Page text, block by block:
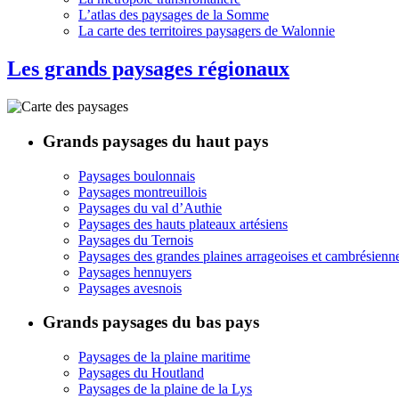
L’atlas des paysages de la Somme
La carte des territoires paysagers de Walonnie
Les grands paysages régionaux
Grands paysages du haut pays
Paysages boulonnais
Paysages montreuillois
Paysages du val d’Authie
Paysages des hauts plateaux artésiens
Paysages du Ternois
Paysages des grandes plaines arrageoises et
Paysages hennuyers
Paysages avesnois
Grands paysages du bas pays
Paysages de la plaine maritime
Paysages du Houtland
Paysages de la plaine de la Lys